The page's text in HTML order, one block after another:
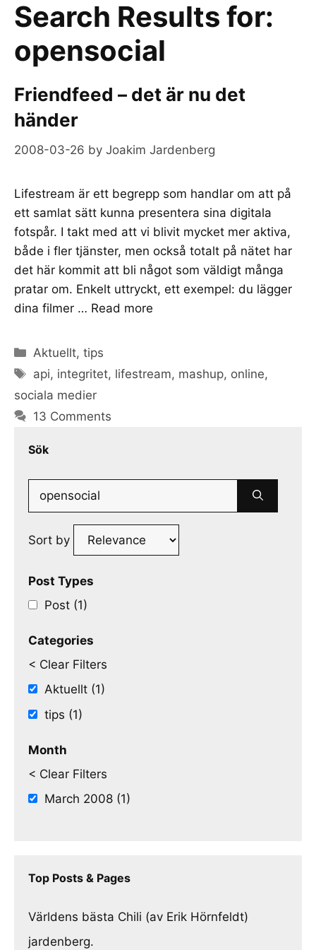
Search Results for:
opensocial
Friendfeed – det är nu det
händer
2008-03-26 by Joakim Jardenberg
Lifestream är ett begrepp som handlar om att på
ett samlat sätt kunna presentera sina digitala
fotspår. I takt med att vi blivit mycket mer aktiva,
både i fler tjänster, men också totalt på nätet har
det här kommit att bli något som väldigt många
pratar om. Enkelt uttryckt, ett exempel: du lägger
dina filmer … Read more
Categories
Aktuellt,tips
Tags
api, integritet, lifestream, mashup, online,
sociala medier
13 Comments
Sök
Sort by
Post Types
Post (1)
Categories
< Clear Filters
Aktuellt (1)
tips (1)
Month
< Clear Filters
March 2008 (1)
Top Posts & Pages
Världens bästa Chili (av Erik Hörnfeldt)
jardenberg.